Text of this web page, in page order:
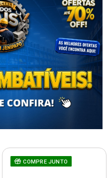
COMPRE JUNTO